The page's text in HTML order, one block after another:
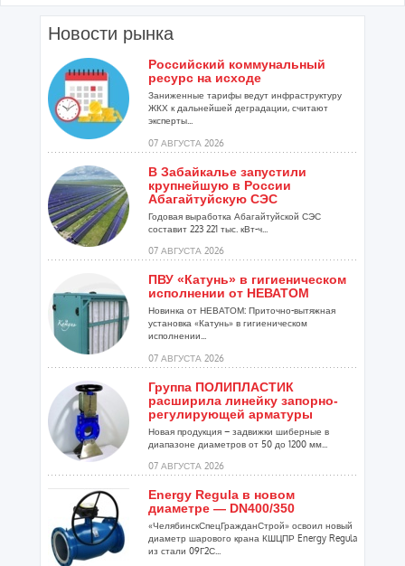
Новости рынка
Российский коммунальный
ресурс на исходе
Заниженные тарифы ведут инфраструктуру
ЖКХ к дальнейшей деградации, считают
эксперты...
07 АВГУСТА 2026
В Забайкалье запустили
крупнейшую в России
Абагайтуйскую СЭС
Годовая выработка Абагайтуйской СЭС
составит 223 221 тыс. кВт-ч...
07 АВГУСТА 2026
ПВУ «Катунь» в гигиеническом
исполнении от НЕВАТОМ
Новинка от НЕВАТОМ: Приточно-вытяжная
установка «Катунь» в гигиеническом
исполнении...
07 АВГУСТА 2026
Группа ПОЛИПЛАСТИК
расширила линейку запорно-
регулирующей арматуры
Новая продукция – задвижки шиберные в
диапазоне диаметров от 50 до 1200 мм...
07 АВГУСТА 2026
Energy Regula в новом
диаметре — DN400/350
«ЧелябинскСпецГражданСтрой» освоил новый
диаметр шарового крана КШЦПР Energy Regula
из стали 09Г2С...